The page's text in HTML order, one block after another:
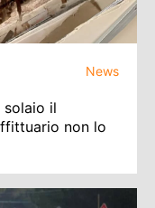
News
solaio il
non lo